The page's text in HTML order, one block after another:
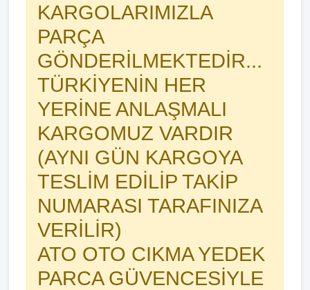
KARGOLARIMIZLA
PARÇA
GÖNDERİLMEKTEDİR...
TÜRKİYENİN HER
YERİNE ANLAŞMALI
KARGOMUZ VARDIR
(AYNI GÜN KARGOYA
TESLİM EDİLİP TAKİP
NUMARASI TARAFINIZA
VERİLİR)
ATO OTO CIKMA YEDEK
PARCA GÜVENCESİYLE